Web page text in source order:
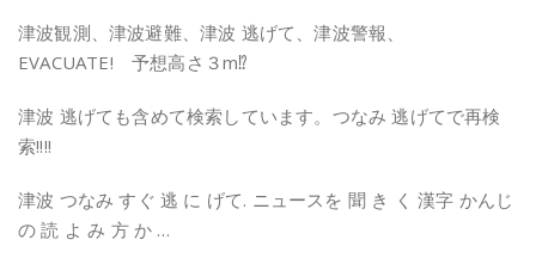
津波観測、津波避難、津波 逃げて、津波警報、
EVACUATE! 予想高さ３m⁉
津波 逃げても含めて検索しています。つなみ 逃げてで再検
索!!!!
津波 つなみ すぐ 逃 に げて. ニュースを 聞 き く 漢字 かんじ
の 読 よ み 方 か …